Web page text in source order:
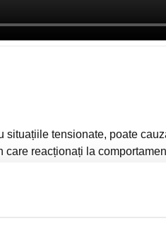
situațiile tensionate, poate
reacționați la
acestea, dezvoltându-vă
înțelege și confirma
emoțională, să ascultați și